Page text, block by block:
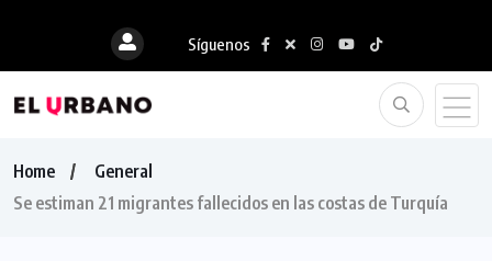
Síguenos
Home
General
Se estiman 21 migrantes fallecidos en las costas de Turquía